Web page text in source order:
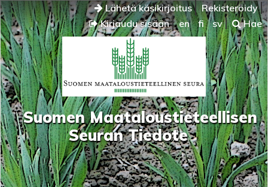
Lähetä käsikirjoitus
Rekisteröidy
Kirjaudu sisään
en fi sv Hae
Suomen Maataloustieteellisen
Seuran Tiedote